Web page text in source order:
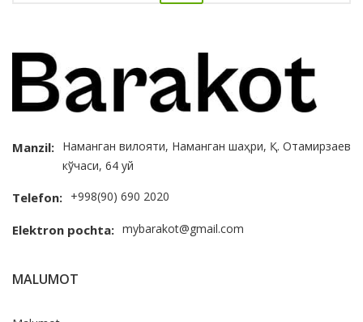
Manzil: Наманган вилояти, Наманган шаҳри, Қ. Отамирзаев
кўчаси, 64 уй
Telefon: +998(90) 690 2020
Elektron pochta: mybarakot@gmail.com
MALUMOT